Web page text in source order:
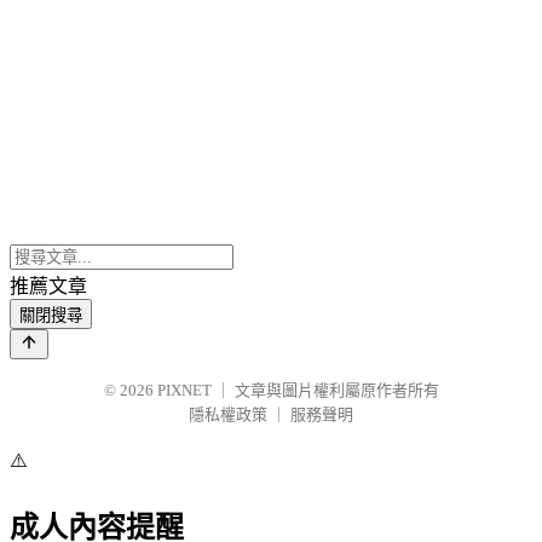
推薦文章
關閉搜尋
© 2026 PIXNET
文章與圖片權利屬原作者所有
隱私權政策
服務聲明
⚠️
成人內容提醒